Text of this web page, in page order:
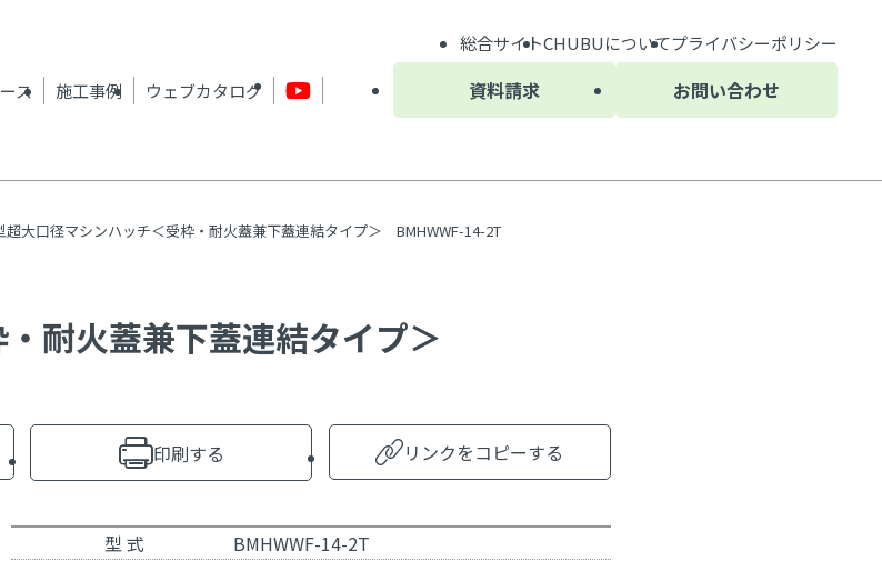
ス 施工事例 ウェブカタログ 資料請求 お問い合わせ
総合サイトCHUBUについてプライバシーポリシー
超大口径マシンハッチ＜受枠・耐火蓋兼下蓋連結タイプ＞ BMHWWF-14-2T
耐火蓋兼下蓋連結タイプ＞
印刷する リンクをコピーする
型 式
BMHWWF-14-2T